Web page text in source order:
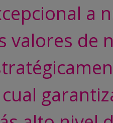
a
valores de